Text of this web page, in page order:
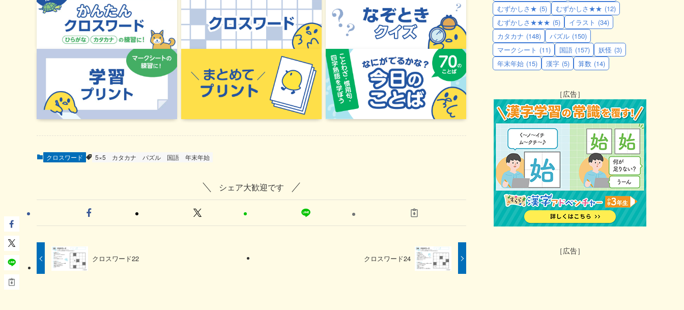
クロスワード 5×5 カタカナ パズル 国語 年末年始
シェア大歓迎です
クロスワード22 クロスワード24
むずかしさ★ (5) むずかしさ★★ (12)
むずかしさ★★★ (5) イラスト (34)
カタカナ (148) パズル (150)
マークシート (11) 国語 (157) 妖怪 (3)
年末年始 (15) 漢字 (5) 算数 (14)
［広告］
［広告］